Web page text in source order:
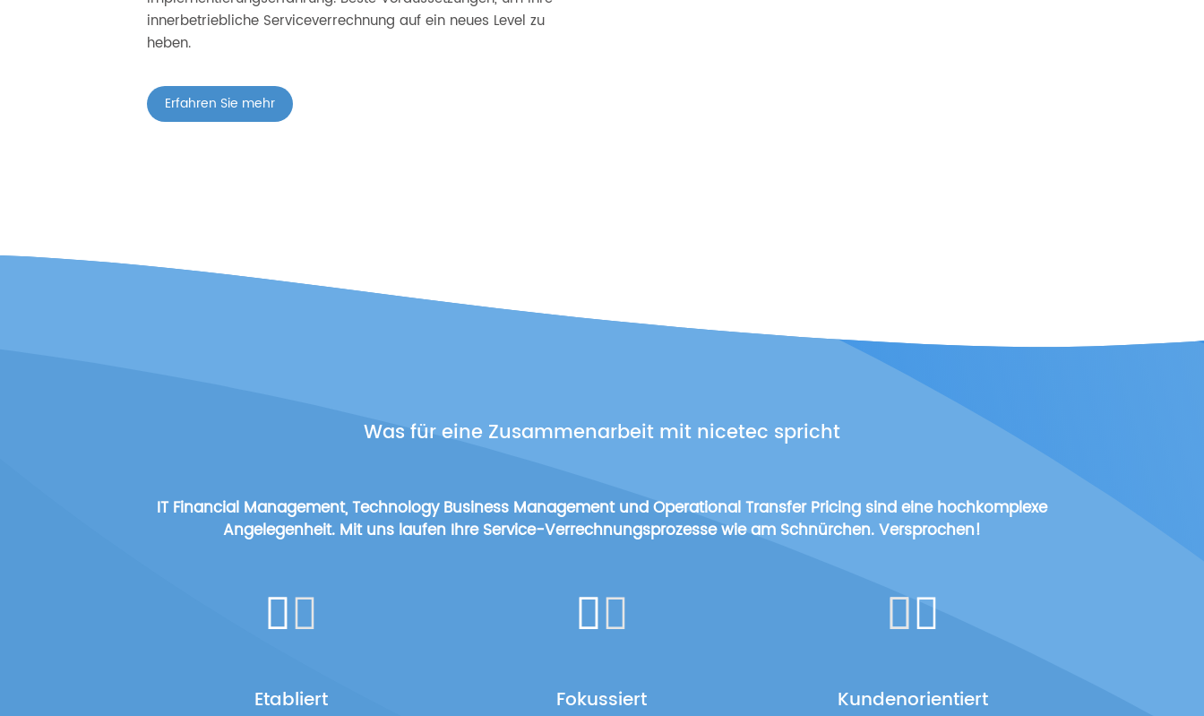
innerbetriebliche Serviceverrechnung auf ein neues Level zu
heben.
Erfahren Sie mehr
Was für eine Zusammenarbeit mit nicetec spricht
IT Financial Management, Technology Business Management und Operational Transfer Pricing sind eine hochkomplexe
Angelegenheit. Mit uns laufen Ihre Service-Verrechnungsprozesse wie am Schnürchen. Versprochen!
Etabliert Fokussiert Kundenorientiert